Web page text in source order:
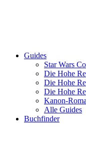
Guides
Star Wars
Die Hohe
Die Hohe
Die Hohe
Kanon-
Alle Guides
Buchfinder